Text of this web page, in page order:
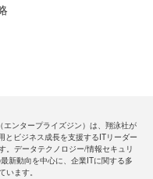
エンタープライズジン）は、翔泳社が
とビジネス成長を支援するITリーダー
。データテクノロジー/情報セキュリ
新動向を中心に、企業ITに関する多
います。